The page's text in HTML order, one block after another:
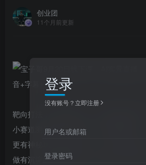
创业团
11个月前更新
靶向打法，快速圈人群，小赛道快速起号
小赛道测品玩法，做第一个吃螃蟹的人。
更有神秘玩法现场讲解，千人在线不是梦
做有沉淀的直播带货，新机会新玩法新
登录
没有账号？立即注册
用户名或邮箱
登录密码